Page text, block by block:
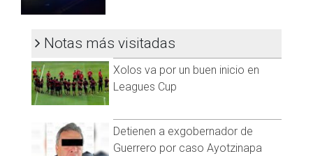
Notas más visitadas
Xolos va por un buen inicio en
Leagues Cup
Detienen a exgobernador de
Guerrero por caso Ayotzinapa